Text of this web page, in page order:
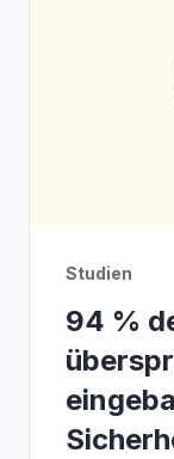
Studien
94 %